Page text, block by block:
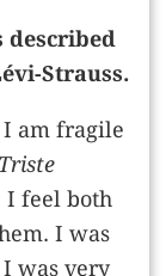
described
Strauss.
I am fragile
Triste
I feel both
I was
was very